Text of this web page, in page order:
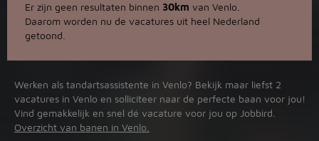
Er zijn geen resultaten binnen 30km van Venlo.
Daarom worden nu de vacatures uit heel Nederland
getoond.
Werken als tandartsassistente in Venlo? Bekijk maar liefst 2
vacatures in Venlo en solliciteer naar de perfecte baan voor jou!
Vind gemakkelijk en snel dé vacature voor jou op Jobbird.
Overzicht van banen in Venlo.